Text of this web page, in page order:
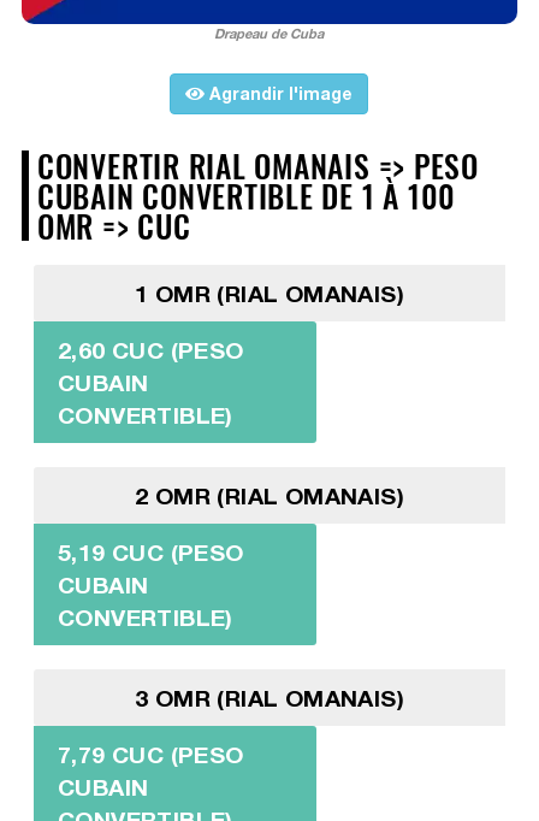
Drapeau de Cuba
Agrandir l'image
CONVERTIR RIAL OMANAIS => PESO
CUBAIN CONVERTIBLE DE 1 À 100
OMR => CUC
1 OMR (RIAL OMANAIS)
2,60 CUC (PESO
CUBAIN
CONVERTIBLE)
2 OMR (RIAL OMANAIS)
5,19 CUC (PESO
CUBAIN
CONVERTIBLE)
3 OMR (RIAL OMANAIS)
7,79 CUC (PESO
CUBAIN